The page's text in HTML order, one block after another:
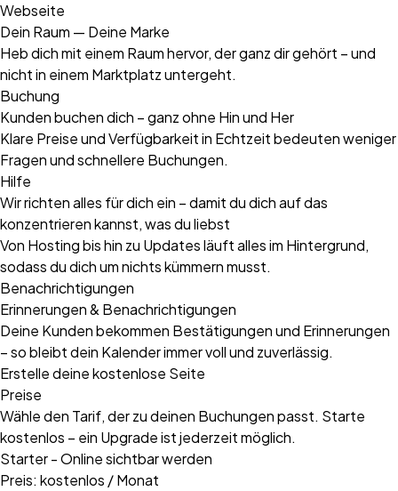
Webseite
Dein Raum — Deine Marke
Heb dich mit einem Raum hervor, der ganz dir gehört – und
nicht in einem Marktplatz untergeht.
Buchung
Kunden buchen dich – ganz ohne Hin und Her
Klare Preise und Verfügbarkeit in Echtzeit bedeuten weniger
Fragen und schnellere Buchungen.
Hilfe
Wir richten alles für dich ein – damit du dich auf das
konzentrieren kannst, was du liebst
Von Hosting bis hin zu Updates läuft alles im Hintergrund,
sodass du dich um nichts kümmern musst.
Benachrichtigungen
Erinnerungen & Benachrichtigungen
Deine Kunden bekommen Bestätigungen und Erinnerungen
– so bleibt dein Kalender immer voll und zuverlässig.
Erstelle deine kostenlose Seite
Preise
Wähle den Tarif, der zu deinen Buchungen passt. Starte
kostenlos – ein Upgrade ist jederzeit möglich.
Starter - Online sichtbar werden
Preis: kostenlos / Monat